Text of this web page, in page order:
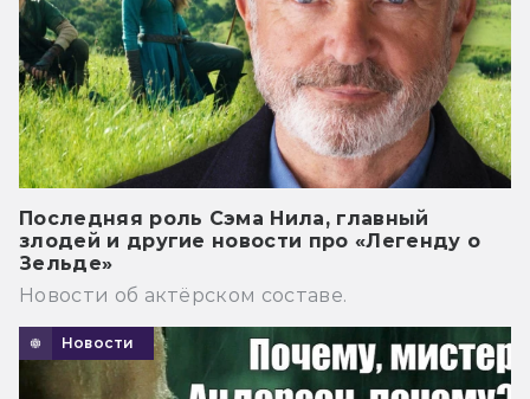
Последняя роль Сэма Нила, главный
злодей и другие новости про «Легенду о
Зельде»
Новости об актёрском составе.
Новости